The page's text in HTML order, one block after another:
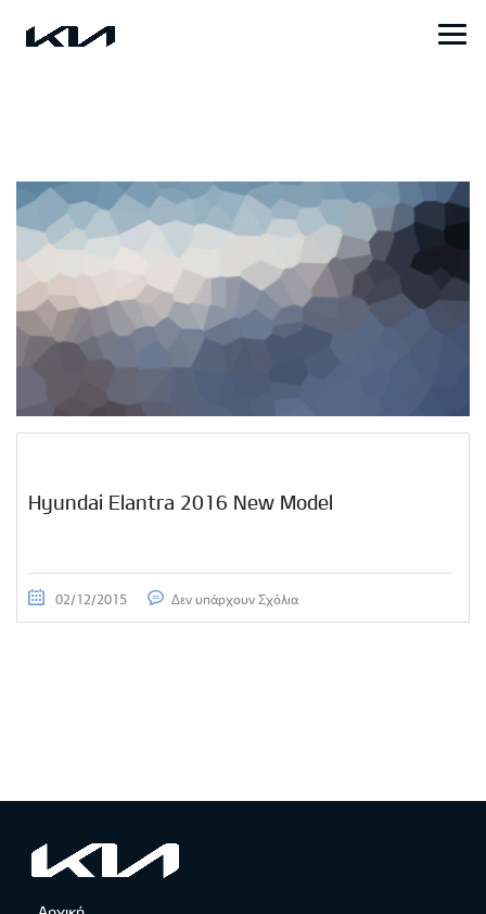
Hyundai Elantra 2016 New Model
02/12/2015 Δεν υπάρχουν Σχόλια